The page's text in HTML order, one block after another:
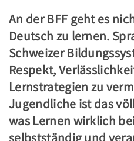
An der BFF geht es
Deutsch zu lernen.
Schweizer
Respekt,
Lernstrategien zu
Jugendliche ist das
was Lernen wirklich